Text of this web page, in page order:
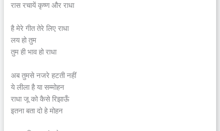
रास रचायें कृष्ण और राधा
है मेरे गीत तेरे लिए राधा
लय हो तुम
तुम ही भाव हो राधा
अब तुमसे नजरे हटती नहीं
ये लीला है या सम्मोहन
राधा जू को कैसे रिझाऊँ
इतना बता दो हे मोहन